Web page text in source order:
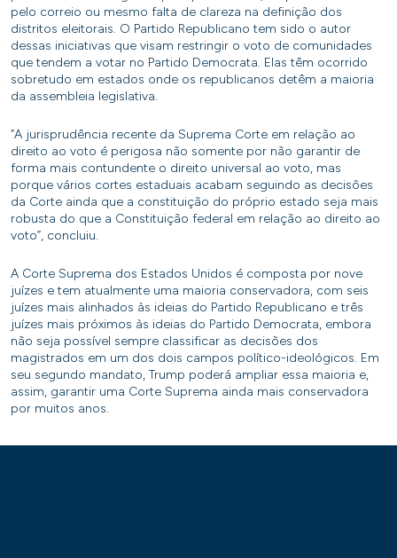
pelo correio ou mesmo falta de clareza na definição dos
distritos eleitorais. O Partido Republicano tem sido o autor
dessas iniciativas que visam restringir o voto de comunidades
que tendem a votar no Partido Democrata. Elas têm ocorrido
sobretudo em estados onde os republicanos detêm a maioria
da assembleia legislativa.
“A jurisprudência recente da Suprema Corte em relação ao
direito ao voto é perigosa não somente por não garantir de
forma mais contundente o direito universal ao voto, mas
porque vários cortes estaduais acabam seguindo as decisões
da Corte ainda que a constituição do próprio estado seja mais
robusta do que a Constituição federal em relação ao direito ao
voto”, concluiu.
A Corte Suprema dos Estados Unidos é composta por nove
juízes e tem atualmente uma maioria conservadora, com seis
juízes mais alinhados às ideias do Partido Republicano e três
juízes mais próximos às ideias do Partido Democrata, embora
não seja possível sempre classificar as decisões dos
magistrados em um dos dois campos político-ideológicos. Em
seu segundo mandato, Trump poderá ampliar essa maioria e,
assim, garantir uma Corte Suprema ainda mais conservadora
por muitos anos.